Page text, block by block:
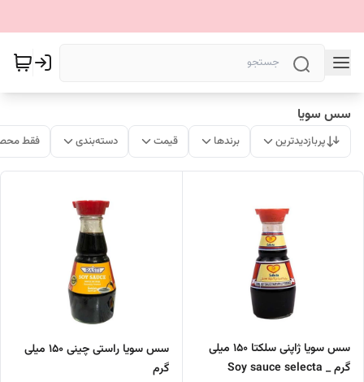
سس سویا
پربازدیدترین برندها قیمت دسته‌بندی فقط
سس سویا ژاپنی سلکتا 150 میلی
گرم _ Soy sauce selecta
سس سویا راستی چینی 150 میلی
گرم